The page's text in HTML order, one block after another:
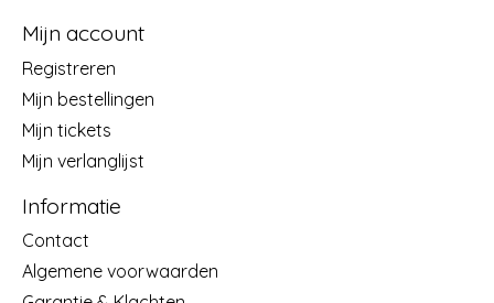
Mijn account
Registreren
Mijn bestellingen
Mijn tickets
Mijn verlanglijst
Informatie
Contact
Algemene voorwaarden